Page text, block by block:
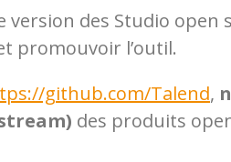
version des Studio
promouvoir l’outil.
github.com/Talend,
des produits